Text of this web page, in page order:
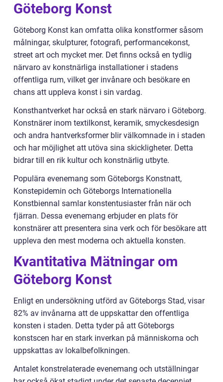
Göteborg Konst
Göteborg Konst kan omfatta olika konstformer såsom
målningar, skulpturer, fotografi, performancekonst,
street art och mycket mer. Det finns också en tydlig
närvaro av konstnärliga installationer i stadens
offentliga rum, vilket ger invånare och besökare en
chans att uppleva konst i sin vardag.
Konsthantverket har också en stark närvaro i Göteborg.
Konstnärer inom textilkonst, keramik, smyckesdesign
och andra hantverksformer blir välkomnade in i staden
och har möjlighet att utöva sina skickligheter. Detta
bidrar till en rik kultur och konstnärlig utbyte.
Populära evenemang som Göteborgs Konstnatt,
Konstepidemin och Göteborgs Internationella
Konstbiennal samlar konstentusiaster från när och
fjärran. Dessa evenemang erbjuder en plats för
konstnärer att presentera sina verk och för besökare att
uppleva den mest moderna och aktuella konsten.
Kvantitativa Mätningar om
Göteborg Konst
Enligt en undersökning utförd av Göteborgs Stad, visar
82% av invånarna att de uppskattar den offentliga
konsten i staden. Detta tyder på att Göteborgs
konstscen har en stark inverkan på människorna och
uppskattas av lokalbefolkningen.
Antalet konstrelaterade evenemang och utställningar